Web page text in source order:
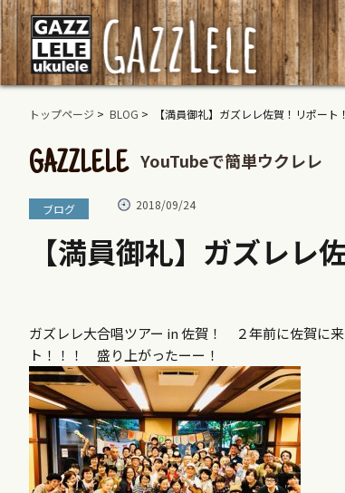
トップページ > BLOG > 【満員御礼】ガズレレ佐賀！リポート！
GAZZLELE YouTubeで簡単ウクレレ
ブログ 2018/09/24
【満員御礼】ガズレレ
ガズレレ大合唱ツアー in 佐賀！ ２年前に佐賀に
ト！！！ 盛り上がったーー！